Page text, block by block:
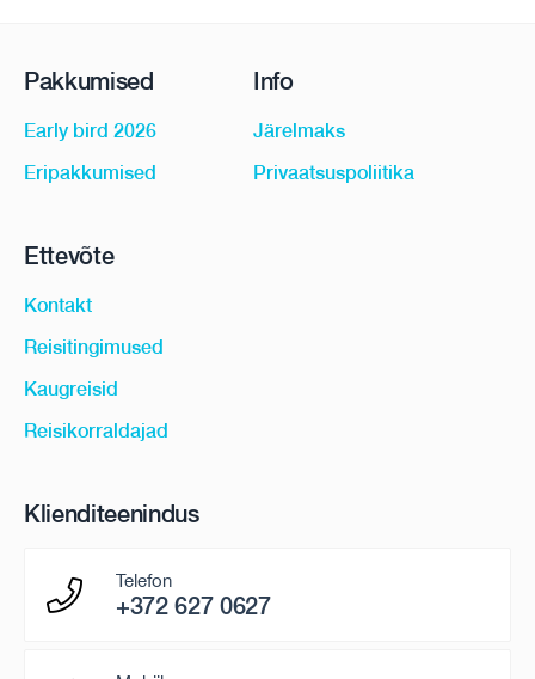
Pakkumised
Early bird 2026
Eripakkumised
Info
Järelmaks
Privaatsuspoliitika
Ettevõte
Kontakt
Reisitingimused
Kaugreisid
Reisikorraldajad
Klienditeenindus
Telefon
+372 627 0627